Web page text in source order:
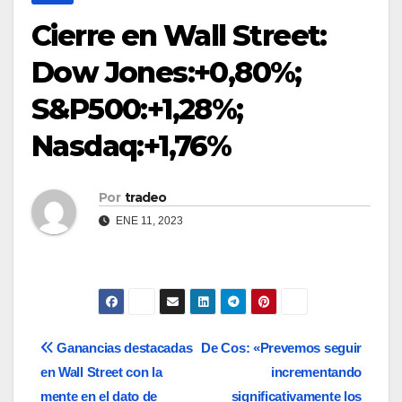
Cierre en Wall Street:
Dow Jones:+0,80%;
S&P500:+1,28%;
Nasdaq:+1,76%
Por tradeo
ENE 11, 2023
Navegación
de
De Cos: «Prevemos seguir
incrementando
significativamente los
Ganancias destacadas
en Wall Street con la
mente en el dato de